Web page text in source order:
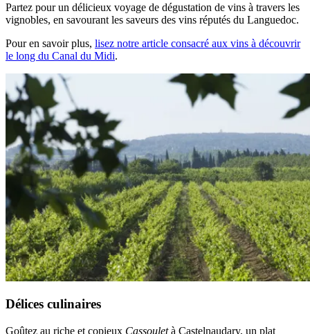
Partez pour un délicieux voyage de dégustation de vins à travers les
vignobles, en savourant les saveurs des vins réputés du Languedoc.
Pour en savoir plus, lisez notre article consacré aux vins à découvrir
le long du Canal du Midi.
Délices culinaires
Goûtez au riche et copieux Cassouletà Castelnaudary, un plat